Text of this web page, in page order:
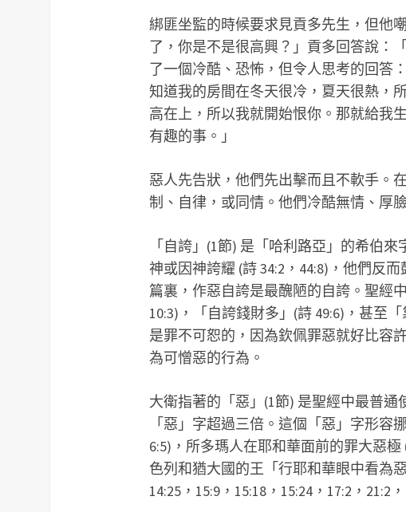
綁匪坐監的時候要求見貢多先生，但他
了，你是不是很高興？」貢多回答說：
了一個冷酷、恐怖，但令人思考的回答
知道我的房間在冬天很冷，夏天很熱，
高在上，所以我就開始恨你。那就給我
有趣的事。」
惡人先告狀，他們先出擊而且不軟手。
制、自律，或同情。他們冷酷無情、厚
「自誇」(1節) 是「哈利路亞」的希伯
神或因神誇耀 (詩 34:2，44:8)，他們反
篇裏，作惡自誇是最醜陋的自誇。聖經
10:3)，「自誇錢財多」(詩 49:6)，甚至
是罪不可恕的，因為欽佩罪惡就好比容
為可憎惡的行為。
大衛指著的「惡」(1節) 是聖經中最普
「惡」字超過三倍。這個「惡」字形容
6:5)，所多瑪人在耶和華面前的罪大惡
色列和猶大國的王「行耶和華眼中看為
14:25，15:9，15:18，15:24，17:2，21:2